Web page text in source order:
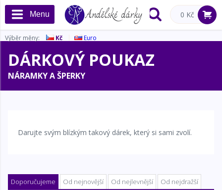
Výběr měny: Kč Euro
0 Kč
Menu
DÁRKOVÝ POUKAZ
NÁRAMKY A ŠPERKY
Darujte svým blízkým takový dárek, který si sami zvolí.
Doporučujeme Od nejnovější Od nejlevnější Od nejdražší